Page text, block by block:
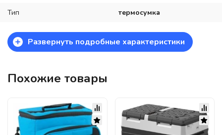
Тип термосумка
+ Развернуть подробные характеристики
Похожие товары